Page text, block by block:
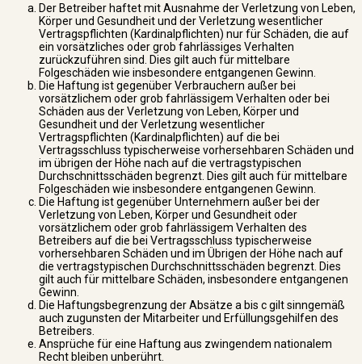
Der Betreiber haftet mit Ausnahme der Verletzung von Leben,
Körper und Gesundheit und der Verletzung wesentlicher
Vertragspflichten (Kardinalpflichten) nur für Schäden, die auf
ein vorsätzliches oder grob fahrlässiges Verhalten
zurückzuführen sind. Dies gilt auch für mittelbare
Folgeschäden wie insbesondere entgangenen Gewinn.
Die Haftung ist gegenüber Verbrauchern außer bei
vorsätzlichem oder grob fahrlässigem Verhalten oder bei
Schäden aus der Verletzung von Leben, Körper und
Gesundheit und der Verletzung wesentlicher
Vertragspflichten (Kardinalpflichten) auf die bei
Vertragsschluss typischerweise vorhersehbaren Schäden und
im übrigen der Höhe nach auf die vertragstypischen
Durchschnittsschäden begrenzt. Dies gilt auch für mittelbare
Folgeschäden wie insbesondere entgangenen Gewinn.
Die Haftung ist gegenüber Unternehmern außer bei der
Verletzung von Leben, Körper und Gesundheit oder
vorsätzlichem oder grob fahrlässigem Verhalten des
Betreibers auf die bei Vertragsschluss typischerweise
vorhersehbaren Schäden und im Übrigen der Höhe nach auf
die vertragstypischen Durchschnittsschäden begrenzt. Dies
gilt auch für mittelbare Schäden, insbesondere entgangenen
Gewinn.
Die Haftungsbegrenzung der Absätze a bis c gilt sinngemäß
auch zugunsten der Mitarbeiter und Erfüllungsgehilfen des
Betreibers.
Ansprüche für eine Haftung aus zwingendem nationalem
Recht bleiben unberührt.